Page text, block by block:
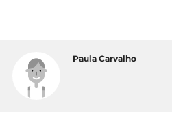
Paula Carvalho